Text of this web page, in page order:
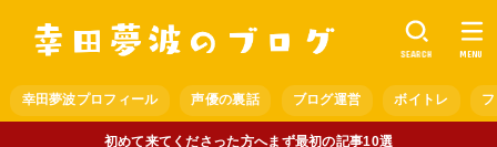
幸田夢波プロフィール 声優の裏話 ブログ運営 ボイトレ
SEARCH MENU
初めて来てくださった方へまず最初の記事10選